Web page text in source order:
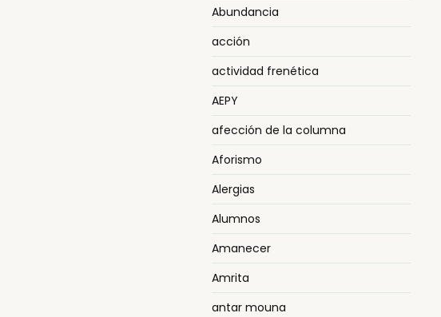
Abundancia
acción
actividad frenética
AEPY
afección de la columna
Aforismo
Alergias
Alumnos
Amanecer
Amrita
antar mouna